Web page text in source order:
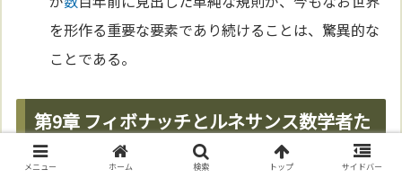
を形作る重要な要素であり続けることは、驚異的な
ことである。
第9章 フィボナッチとルネサンス数学者た
ちの影響
メニュー ホーム 検索 トップ サイドバー